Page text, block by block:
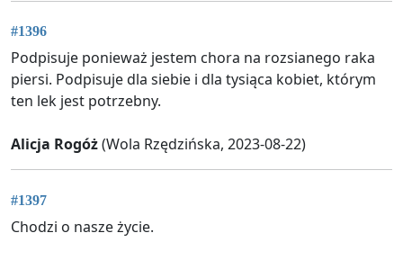
#1396
Podpisuje ponieważ jestem chora na rozsianego raka
piersi. Podpisuje dla siebie i dla tysiąca kobiet, którym
ten lek jest potrzebny.
Alicja Rogóż(Wola Rzędzińska, 2023-08-22)
#1397
Chodzi o nasze życie.